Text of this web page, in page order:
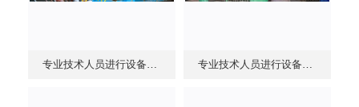
专业技术人员进行设备巡检 专业技术人员进行设备巡检 (4)